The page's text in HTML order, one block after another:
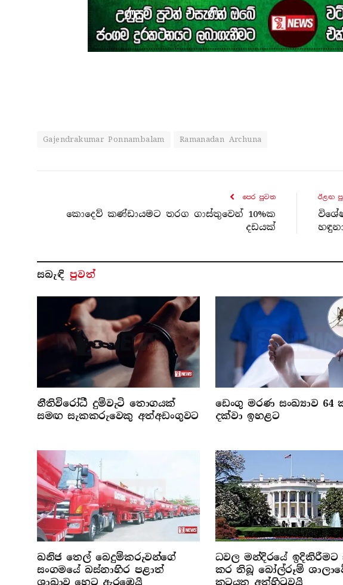
Gajendrakumar Ponnambalam Ramanadan Archuna
පෙර පුව​ත
කොදෙව් කණ්ඩායමට තරග ගාස්තුවෙන් 10%ක
දඩයක්
ඊළඟ
සබැ​ඳි පුවත්
නීතිවිරෝධී දුම්වැටි තොගයක්
සමඟ සැකකරුවෙකු අත්අඩංගුවට
ඩෙංගු මරණ සංඛ්‍යාව 64
දක්වා ඉහළට
ඛනිජ තෙල් බෙදුම්කරුවන්ගේ
සංගමයේ බස්නාහිර පළාත්
ශාඛාව හෙට ඇරඹෙයි
ධවල මන්දිරයේ ඉදිකිරීමට
කර තිබූ බෝල්රූම්
කටයුතු අත්හිටුවයි